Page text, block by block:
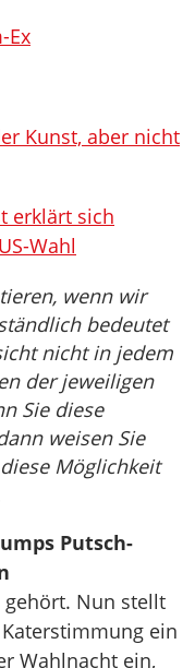
Ex
Kunst, aber nicht
erklärt sich
Wahl
wenn wir
bedeutet
nicht in jedem
der jeweiligen
Sie diese
weisen Sie
Möglichkeit
Putsch-
Nun stellt
ein
Wahlnacht ein,